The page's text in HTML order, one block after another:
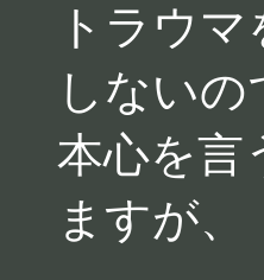
トラウ
しないの
本心を言
ますが、